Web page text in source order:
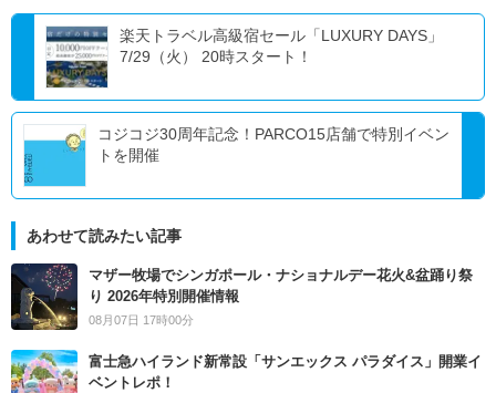
楽天トラベル高級宿セール「LUXURY DAYS」
7/29（火） 20時スタート！
コジコジ30周年記念！PARCO15店舗で特別イベン
トを開催
あわせて読みたい記事
マザー牧場でシンガポール・ナショナルデー花火&盆踊り祭
り 2026年特別開催情報
08月07日 17時00分
富士急ハイランド新常設「サンエックス パラダイス」開業イ
ベントレポ！